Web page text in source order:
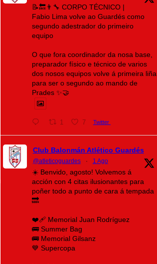
📝🔙👨‍🔧 CORPO TÉCNICO |
Fabio Lima volve ao Guardés como
segundo adestrador do primeiro
equipo
O que fora coordinador da nosa base,
preparador físico e técnico de varios
dos nosos equipos volve á primeira liña
para ser o segundo ao mando de
Prades ✨🤝
1 7 Twitter
Club Balonmán Atlético Guardés
@atleticoguardes · 1 Ago
☀️ Benvido, agosto! Volvemos á
acción con 4 citas ilusionantes para
poñer todo a punto de cara á tempada
🔜
❤️‍🩹 Memorial Juan Rodríguez
🚌 Summer Bag
🚌 Memorial Gilsanz
💙 Supercopa